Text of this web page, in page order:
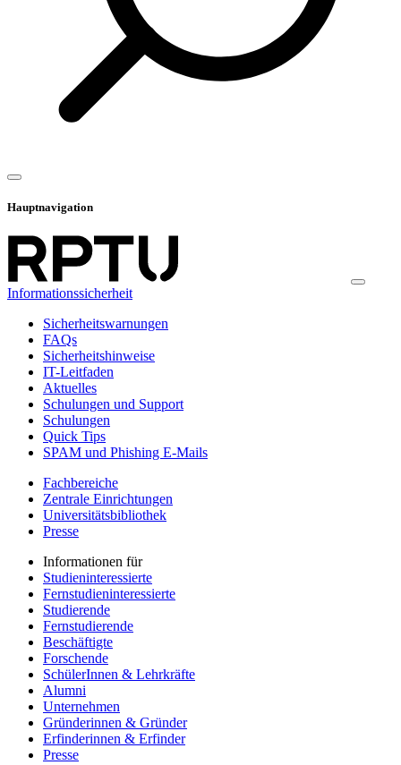
Hauptnavigation
Informationssicherheit
Sicherheitswarnungen
FAQs
Sicherheitshinweise
IT-Leitfaden
Aktuelles
Schulungen und Support
Schulungen
Quick Tips
SPAM und Phishing E-Mails
Fachbereiche
Zentrale Einrichtungen
Universitätsbibliothek
Presse
Informationen für
Studieninteressierte
Fernstudieninteressierte
Studierende
Fernstudierende
Beschäftigte
Forschende
SchülerInnen & Lehrkräfte
Alumni
Unternehmen
Gründerinnen & Gründer
Erfinderinnen & Erfinder
Presse